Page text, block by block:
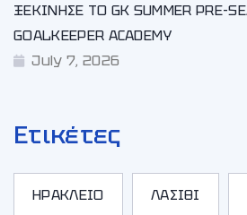
ΞΕΚΙΝΗΣΕ ΤΟ GK SUMMER PRE-
GOALKEEPER ACADEMY
July 7, 2026
Ετικέτες
ΗΡΑΚΛΕΙΟ ΛΑΣΙΘΙ